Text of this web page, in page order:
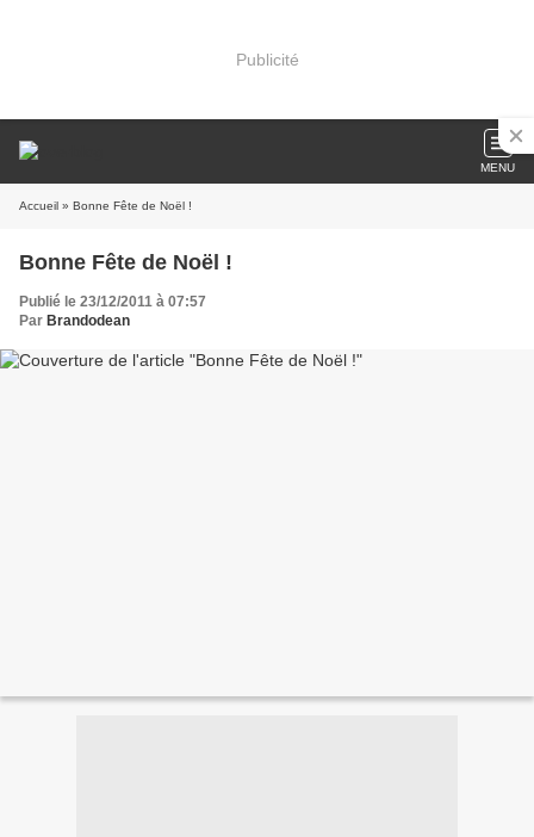
Publicité
MENU
Accueil » Bonne Fête de Noël !
Bonne Fête de Noël !
Publié le 23/12/2011 à 07:57
Par Brandodean